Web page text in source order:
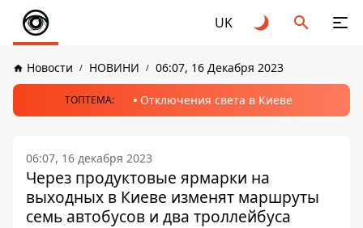
UK
Новости НОВИНИ 06:07, 16 Декабря 2023
ТОПТЕМА: Отключения света в Киеве
06:07, 16 декабря 2023
Через продуктовые ярмарки на
выходных в Киеве изменят маршруты
семь автобусов и два троллейбуса